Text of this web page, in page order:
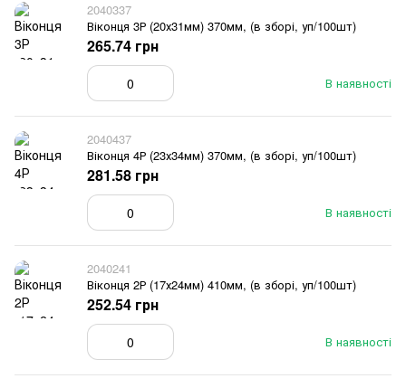
2040337
Віконця 3Р (20х31мм) 370мм, (в зборі, уп/100шт)
В наявності
265.74 грн
2040437
Віконця 4Р (23х34мм) 370мм, (в зборі, уп/100шт)
В наявності
281.58 грн
2040241
Віконця 2Р (17х24мм) 410мм, (в зборі, уп/100шт)
В наявності
252.54 грн